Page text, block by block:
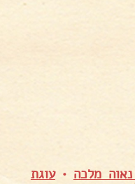
מלכה •עוגת